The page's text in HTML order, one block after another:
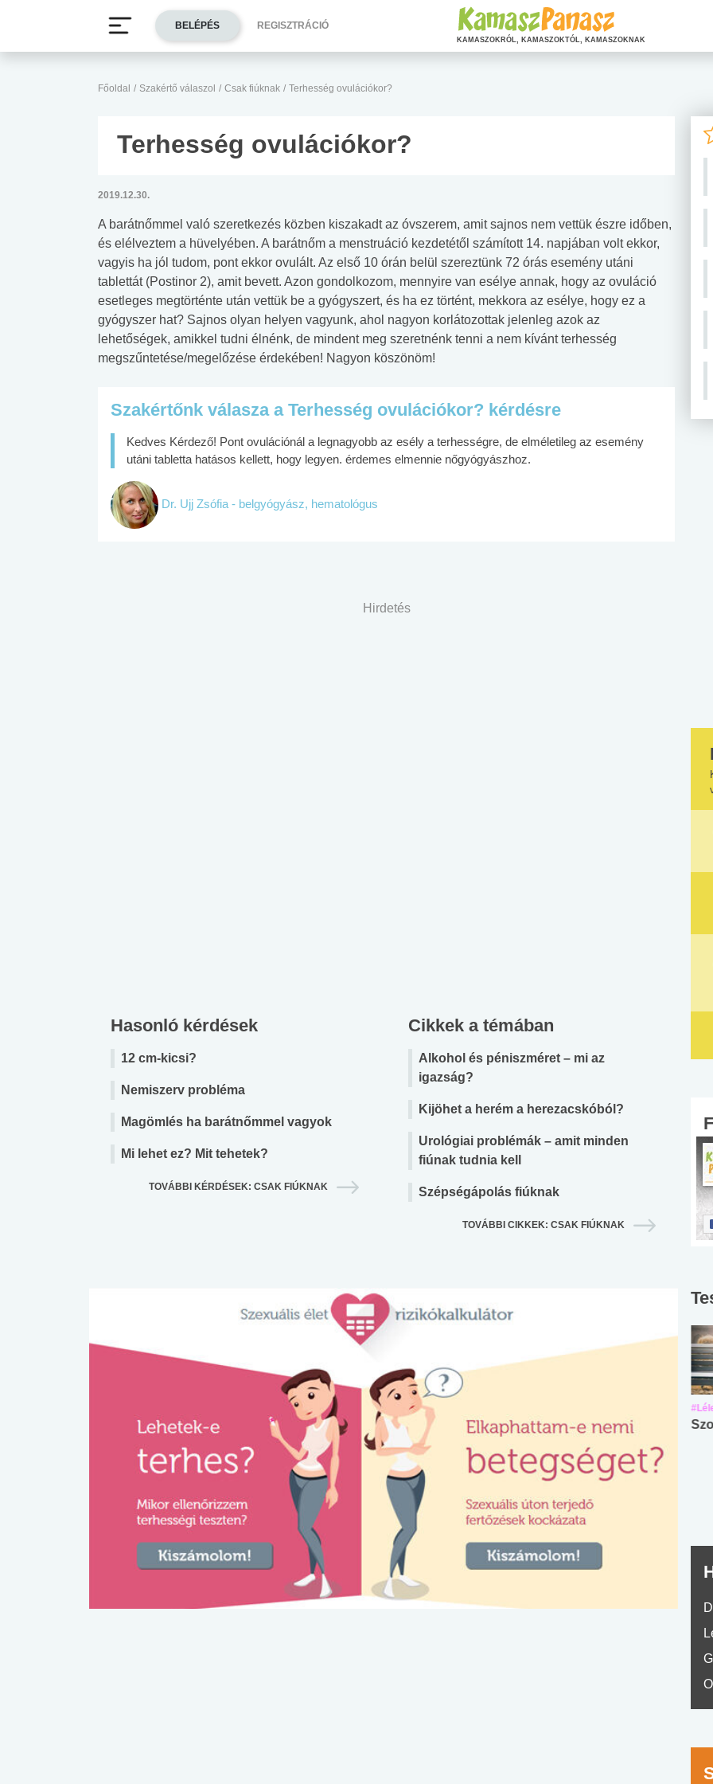
Főoldal / Szakértő válaszol / Csak fiúknak / Terhesség ovulációkor?
Terhesség ovulációkor?
2019.12.30.
A barátnőmmel való szeretkezés közben kiszakadt az óvszerem, amit sajnos nem vettük észre időben,
és elélveztem a hüvelyében. A barátnőm a menstruáció kezdetétől számított 14. napjában volt ekkor,
vagyis ha jól tudom, pont ekkor ovulált. Az első 10 órán belül szereztünk 72 órás esemény utáni
tablettát (Postinor 2), amit bevett. Azon gondolkozom, mennyire van esélye annak, hogy az ovuláció
esetleges megtörténte után vettük be a gyógyszert, és ha ez történt, mekkora az esélye, hogy ez a
gyógyszer hat? Sajnos olyan helyen vagyunk, ahol nagyon korlátozottak jelenleg azok az
lehetőségek, amikkel tudni élnénk, de mindent meg szeretnénk tenni a nem kívánt terhesség
megszűntetése/megelőzése érdekében! Nagyon köszönöm!
Szakértőnk válasza a Terhesség ovulációkor? kérdésre
Kedves Kérdező! Pont ovulációnál a legnagyobb az esély a terhességre, de elméletileg az esemény
utáni tabletta hatásos kellett, hogy legyen. érdemes elmennie nőgyógyászhoz.
Dr. Ujj Zsófia - belgyógyász, hematológus
Hirdetés
Hasonló kérdések
12 cm-kicsi?
Nemiszerv probléma
Magömlés ha barátnőmmel vagyok
Mi lehet ez? Mit tehetek?
TOVÁBBI KÉRDÉSEK: CSAK FIÚKNAK
Cikkek a témában
Alkohol és péniszméret – mi az
igazság?
Kijöhet a herém a herezacskóból?
Urológiai problémák – amit minden
fiúnak tudnia kell
Szépségápolás fiúknak
TOVÁBBI CIKKEK: CSAK FIÚKNAK
Mekkora az ökológiai
#Betegségek
Elsősegély
tudásteszt
#Suli, munka
Angol középfokú
nyelvvizsga teszt -
No.42
Internet-függőség
BELÉPÉS REGISZTRÁCIÓ
KAMASZOKRÓL, KAMASZOKTÓL, KAMASZOKNAK